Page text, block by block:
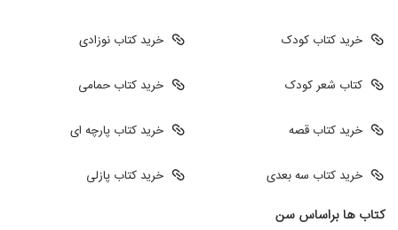
خرید کتاب کودک
کتاب شعر کودک
خرید کتاب قصه
خرید کتاب سه بعدی
خرید کتاب نوزادی
خرید کتاب حمامی
خرید کتاب پارچه ای
خرید کتاب پازلی
کتاب ها براساس سن